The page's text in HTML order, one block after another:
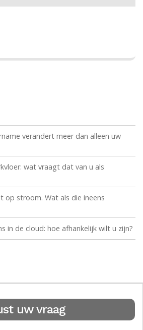
verandert meer dan alleen uw
wat vraagt dat van u als
op stroom. Wat als die ineens
in de cloud: hoe afhankelijk wilt u zijn?
uw vraag